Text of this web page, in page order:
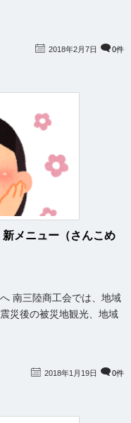
2018年2月7日 0件
メニュー（さんこめ
三陸商工会では、地域
災後の被災地観光、地域
2018年1月19日 0件